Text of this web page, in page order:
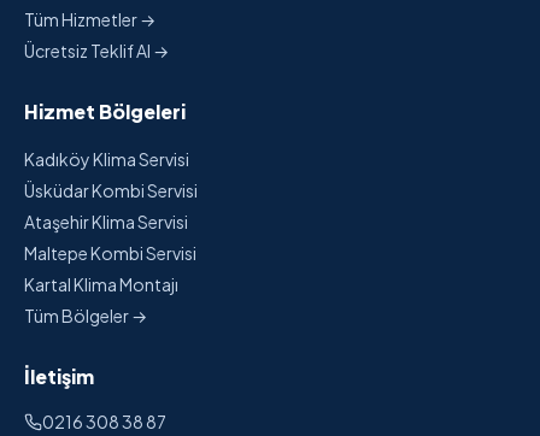
Tüm Hizmetler →
Ücretsiz Teklif Al →
Hizmet Bölgeleri
Kadıköy Klima Servisi
Üsküdar Kombi Servisi
Ataşehir Klima Servisi
Maltepe Kombi Servisi
Kartal Klima Montajı
Tüm Bölgeler →
İletişim
0216 308 38 87